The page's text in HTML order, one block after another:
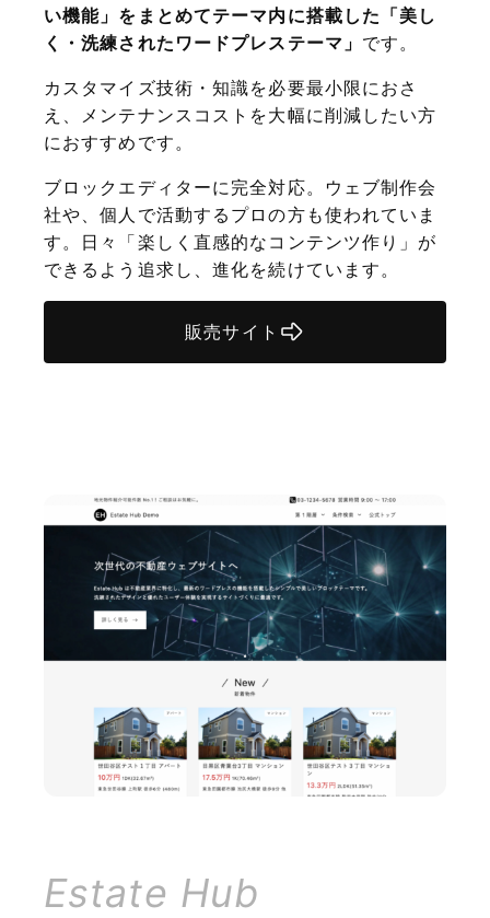
い機能」をまとめてテーマ内に搭載した「美し
く・洗練されたワードプレステーマ」 です。
カスタマイズ技術・知識を必要最小限におさ
え、メンテナンスコストを大幅に削減したい方
におすすめです。
ブロックエディターに完全対応。ウェブ制作会
社や、個人で活動するプロの方も使われていま
す。日々「楽しく直感的なコンテンツ作り」が
できるよう追求し、進化を続けています。
販売サイト
Estate Hub